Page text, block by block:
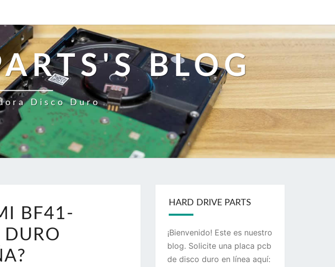
BLOG
Disco Duro
BF41-
HARD DRIVE PARTS
¡Bienvenido! Este es nuestro
blog. Solicite una placa pcb
de disco duro en línea aquí: